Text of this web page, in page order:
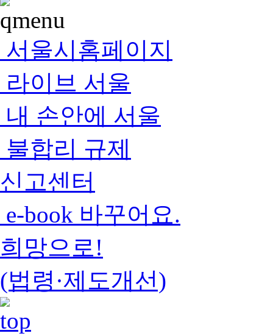
서울시홈페이지
라이브 서울
내 손안에 서울
불합리 규제
신고센터
e-book 바꾸어요.
희망으로!
(법령·제도개선)